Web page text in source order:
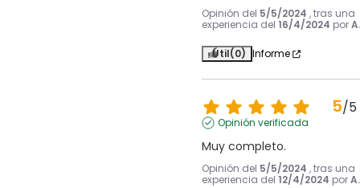
Opinión del 5/5/2024 , tras una
experiencia del 16/4/2024 por
Útil(0) Informe
5/5
Opinión verificada
Muy completo.
Opinión del 5/5/2024 , tras una
experiencia del 12/4/2024 por